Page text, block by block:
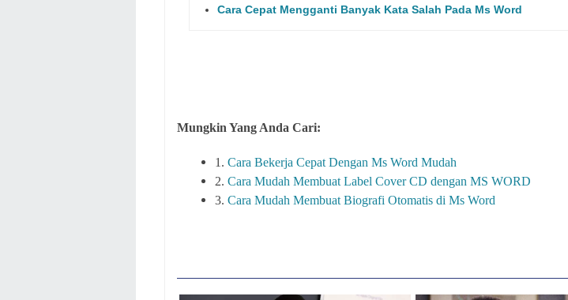
Cara Cepat Mengganti Banyak Kata Salah Pada Ms Word
Mungkin Yang Anda Cari:
1. Cara Bekerja Cepat Dengan Ms Word Mudah
2. Cara Mudah Membuat Label Cover CD dengan MS WORD
3. Cara Mudah Membuat Biografi Otomatis di Ms Word